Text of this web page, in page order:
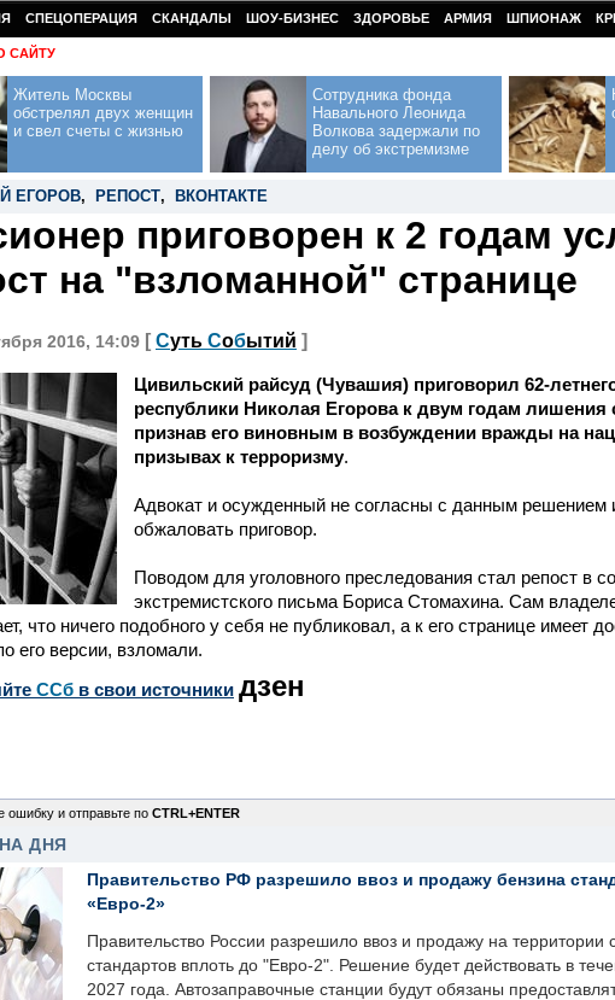
СПЕЦОПЕРАЦИЯ СКАНДАЛЫ ШОУ-БИЗНЕС ЗДОРОВЬЕ АРМИЯ ШПИОНАЖ
САЙТУ
Житель Москвы
обстрелял двух женщин
и свел счеты с жизнью
Сотрудника фонда
Навального Леонида
Волкова задержали по
делу об экстремизме
ЕГОРОВ, РЕПОСТ, ВКОНТАКТЕ
приговорен к 2 годам
на "взломанной" странице
2016, 14:09 [ Суть Событий ]
Цивильский райсуд (Чувашия) приговорил 62-
республики Николая Егорова к двум годам
признав его виновным в возбуждении вражды на
призывах к терроризму.
Адвокат и осужденный не согласны с данным решением
обжаловать приговор.
Поводом для уголовного преследования стал репост в
экстремистского письма Бориса Стомахина. Сам
что ничего подобного у себя не публиковал, а к его странице имеет
его версии, взломали.
CСб в свои источники дзен
ошибку и отправьте по CTRL+ENTER
ДНЯ
Правительство РФ разрешило ввоз и продажу бензина
«Евро-2»
Правительство России разрешило ввоз и продажу на территории
стандартов вплоть до "Евро-2". Решение будет действовать в
2027 года. Автозаправочные станции будут обязаны